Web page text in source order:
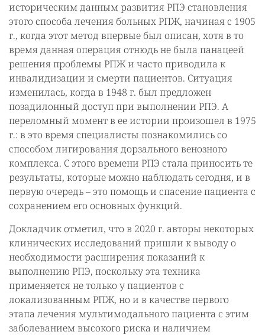
историческим данным развития РПЭ становления
этого способа лечения больных РПЖ, начиная с 1905
г., когда этот метод впервые был описан, хотя в то
время данная операция отнюдь не была панацеей
решения проблемы РПЖ и часто приводила к
инвалидизации и смерти пациентов. Ситуация
изменилась, когда в 1948 г. был предложен
позадилонный доступ при выполнении РПЭ. А
переломный момент в ее истории произошел в 1975
г.: в это время специалисты познакомились со
способом лигирования дорзального венозного
комплекса. С этого времени РПЭ стала приносить те
результаты, которые можно наблюдать сегодня, и в
первую очередь – это помощь и спасение пациента с
сохранением его основных функций.
Докладчик отметил, что в 2020 г. авторы некоторых
клинических исследований пришли к выводу о
необходимости расширения показаний к
выполнению РПЭ, поскольку эта техника
применяется не только у пациентов с
локализованным РПЖ, но и в качестве первого
этапа лечения мультимодального пациента с этим
заболеванием высокого риска и наличием